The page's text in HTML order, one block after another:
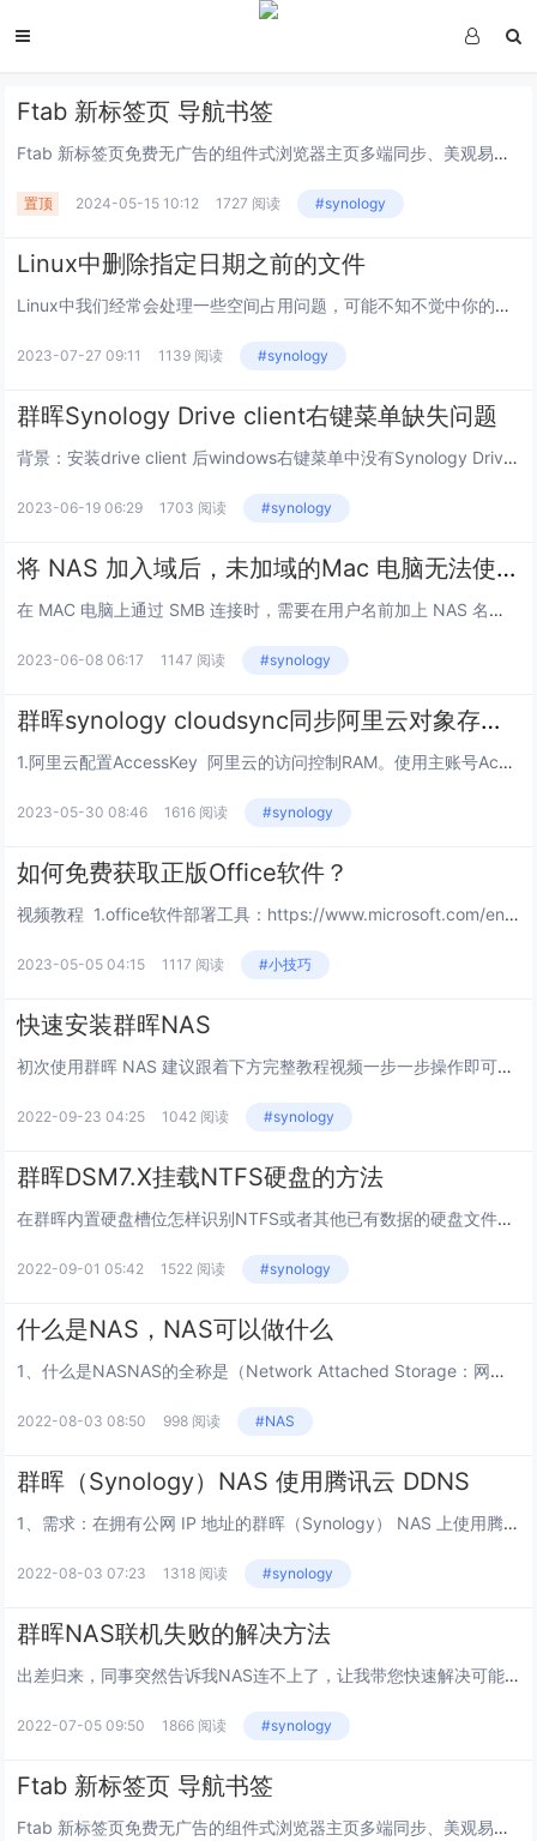
Ftab 新标签页 导航书签
Ftab 新标签页免费无广告的组件式浏览器主页多端同步、美观易用的在线导航和新标签页工具， 帮助您高效管理网页和应用，更有便携好玩的小组件供您使用，提升在线体验。让功能更简洁这是一款集导航与笔记功能于一体的书签管理工具，希望帮助你不惧遗忘...
置顶 2024-05-15 10:12 1727 阅读 #synology
Linux中删除指定日期之前的文件
Linux中我们经常会处理一些空间占用问题，可能不知不觉中你的系统可用空间就不足了，很多原因就是系统中每天都产生着一系列文件，这些恶文件占用这系统空间，这里就以日志文件为例，一些没必要的日志文件可能会浪费很多的系统空间。我也曾遇到过，系统中...
2023-07-27 09:11 1139 阅读 #synology
群晖Synology Drive client右键菜单缺失问题
背景：安装drive client 后windows右键菜单中没有Synology Drive菜单Synology Drive Client 新版本开始支持按需同步，可以把电脑上不常用的资料通过右键菜单中Synology Drive下释放空...
2023-06-19 06:29 1703 阅读 #synology
将 NAS 加入域后，未加域的Mac 电脑无法使用NAS本地用户帐户通过 SMB 连接到此 NAS 进行身份验证的解决办法
在 MAC 电脑上通过 SMB 连接时，需要在用户名前加上 NAS 名称后跟反斜线 \例如，如果您的 NAS 名为“hkcstor”，您想用本地 NAS 用户帐户“user”连接，您的用户名将是“hkcstor\user”。...
2023-06-08 06:17 1147 阅读 #synology
群晖synology cloudsync同步阿里云对象存储oss
1.阿里云配置AccessKey 阿里云的访问控制RAM。使用主账号AccessKey 配置比较简单一般不会遇到问题 ，但是安全问题还是要注意下！！！选择继续使用Accesskey，创建Accesskey，保存好备用。或者选择开...
2023-05-30 08:46 1616 阅读 #synology
如何免费获取正版Office软件？
视频教程 1.office软件部署工具：https://www.microsoft.com/en-us/download/details.aspx?id=491172.office 版本自定义工具：https://co...
2023-05-05 04:15 1117 阅读 #小技巧
快速安装群晖NAS
初次使用群晖 NAS 建议跟着下方完整教程视频一步一步操作即可轻松将 NAS 安装到位。 安装硬盘 NAS开机联网 搜索NAS方法一-在浏览器中输入 find.synology.cn 进行搜索方法二-...
2022-09-23 04:25 1042 阅读 #synology
群晖DSM7.X挂载NTFS硬盘的方法
在群晖内置硬盘槽位怎样识别NTFS或者其他已有数据的硬盘文件系统？首先准备一个挂载目录，把NTFS格式硬盘挂载到这个目录下。1.新建一个挂载目的地文件夹，右键点击文件夹选择属性。把这个路径记下来，很重要。/volume1/public/te...
2022-09-01 05:42 1522 阅读 #synology
什么是NAS，NAS可以做什么
1、什么是NASNAS的全称是（Network Attached Storage：网络附属存储）按字面简单说就是连接在网络上，具备资料存储功能的装置，因此也称为“网络存储器”。它是一种专用数据存储服务器。它以数据为中心，将存储设备与服务器彻...
2022-08-03 08:50 998 阅读 #NAS
群晖（Synology）NAS 使用腾讯云 DDNS
1、需求：在拥有公网 IP 地址的群晖（Synology） NAS 上使用腾讯域名外网访问群晖（Synology）NAS。2、条件：购买腾讯云域名 DNSPod 账号并完成 实名认证 ；NAS 拥有公网 IP 地址。3、...
2022-08-03 07:23 1318 阅读 #synology
群晖NAS联机失败的解决方法
出差归来，同事突然告诉我NAS连不上了，让我带您快速解决可能遇到的网络问题，一起来看看。您有没有遇到过同样的问题呢？遇到这种问题有2种解决方案，看看哪个更适合您选个对应的方法就好。1、修改NAS的IP地址首先将NAS与电脑连接到同一个路由器...
2022-07-05 09:50 1866 阅读 #synology
Ftab 新标签页 导航书签
Ftab 新标签页免费无广告的组件式浏览器主页多端同步、美观易用的在线导航和新标签页工具， 帮助您高效管理网页和应用，更有便携好玩的小组件供您使用，提升在线体验。让功能更简洁这是一款集导航与笔记功能于一体的书签管理工具，希望帮助你不惧遗忘...